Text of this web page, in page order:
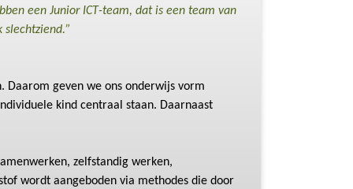
een Junior ICT-team, dat is een team van
Daarom geven we ons onderwijs vorm
kind centraal staan. Daarnaast
zelfstandig werken,
wordt aangeboden via methodes die door